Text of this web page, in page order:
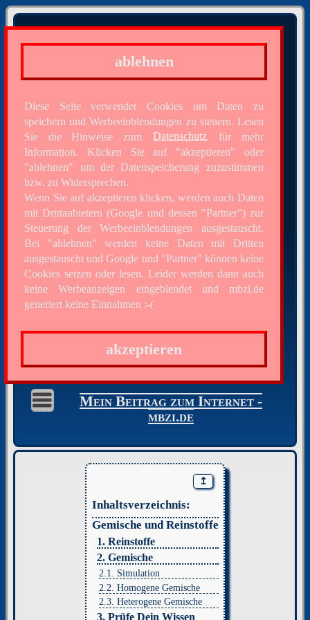
ablehnen
Diese Seite verwendet Cookies um Daten zu
speichern und Werbeeinblendungen zu steuern. Lesen
Sie die Hinweise zum
Datenschutz
für mehr
Information. Klicken Sie auf "akzeptieren" oder
"ablehnen" um der Datenspeicherung zuzustimmen
bzw. zu Widersprechen.
Wenn Sie auf akzeptieren klicken, werden auch Daten
mit Drittanbietern (Google und dessen "Partner") zur
Steuerung der Werbeeinblendungen ausgestauscht.
Bei "ablehnen" werden keine Daten mit Dritten
ausgestauscht und Google und "Partner" können keine
Cookies setzen oder lesen. Leider werden dann auch
keine Werbeanzeigen eingeblendet und mbzi.de
generiert keine Einnahmen :-(
akzeptieren
Mein Beitrag zum Internet -
mbzi.de
↥
Inhaltsverzeichnis:
Gemische und Reinstoffe
1. Reinstoffe
2. Gemische
2.1. Simulation
2.2. Homogene Gemische
2.3. Heterogene Gemische
3. Prüfe Dein Wissen